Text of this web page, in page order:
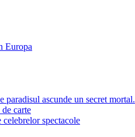
Europa
ascunde un secret mortal.
carte
spectacole